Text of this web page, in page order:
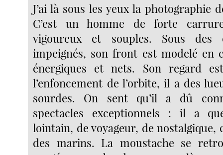
J’ai là sous les yeux la photographie
C’est un homme de forte
vigoureux et souples. Sous des
impeignés, son front est modelé en
énergiques et nets. Son regard
l’enfoncement de l’orbite, il a des
sourdes. On sent qu’il a dû
spectacles exceptionnels : il a
lointain, de voyageur, de nostalgique,
des marins. La moustache se